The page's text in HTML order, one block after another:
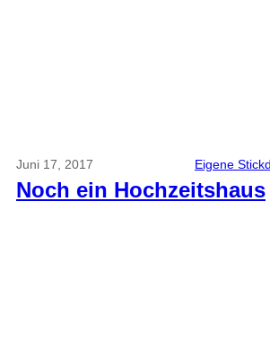
Juni 17, 2017 Eigene
Noch ein Hochzeitshaus